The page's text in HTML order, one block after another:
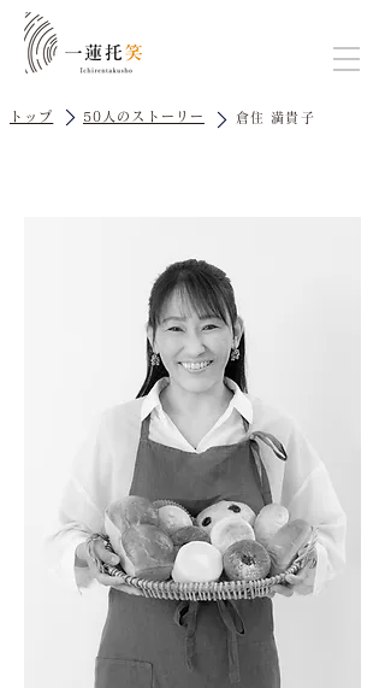
トップ 50人のストーリー 倉住 満貴子